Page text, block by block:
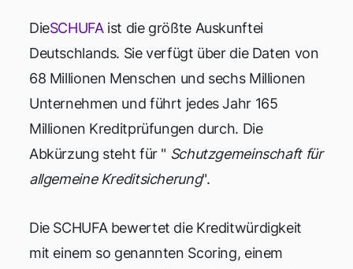
DieSCHUFAist die größte Auskunftei
Deutschlands. Sie verfügt über die Daten von
68 Millionen Menschen und sechs Millionen
Unternehmen und führt jedes Jahr 165
Millionen Kreditprüfungen durch. Die
Abkürzung steht für " Schutzgemeinschaft für
allgemeine Kreditsicherung".
Die SCHUFA bewertet die Kreditwürdigkeit
mit einem so genannten Scoring, einem